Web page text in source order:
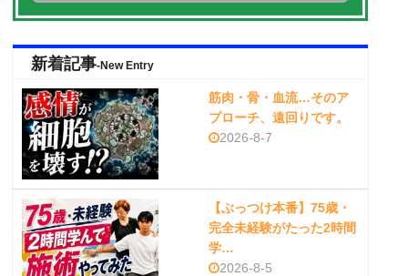
新着記事-New Entry
筋肉・骨・血流…そのア
プローチ、遠回りです。
2026-8-7
【ぶっつけ本番】75歳・
完全未経験がたった2時間
学…
2026-8-5